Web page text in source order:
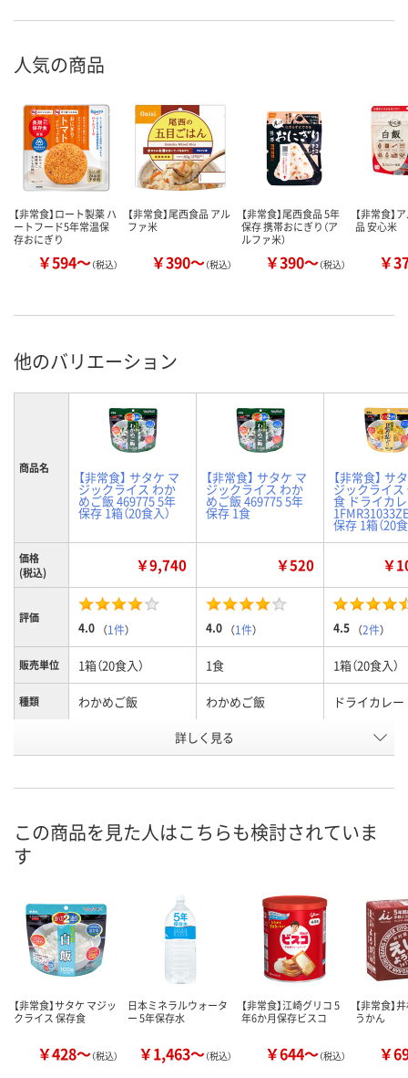
人気の商品
【非常食】ロート製薬 ハ
ートフード5年常温保
存おにぎり
￥594～（税込）
【非常食】尾西食品 アル
ファ米
￥390～（税込）
【非常食】尾西食品 5年
保存 携帯おにぎり（ア
ルファ米）
￥390～（税込）
【非常食】
品 安心米
￥
他のバリエーション
商品名
【非常食】 サタケ マ
ジックライス わか
めご飯 469775 5年
保存 1箱（20食入）
【非常食】 サタケ マ
ジックライス わか
めご飯 469775 5年
保存 1食
【非常食】 サ
ジックライス
食 ドライカ
保存 1箱（20食
価格
(税込)
￥9,740 ￥520 ￥
評価
4.0 （1件） 4.0 （1件） 4.5 （2件）
販売単位 1箱（20食入） 1食 1箱（20食入）
種類 わかめご飯 わかめご飯 ドライカレー
P292777 P304910
お届け日
ついてご連絡いたし
8月11日（火）
ついてご連絡
数量
カゴへ カゴへ カ
詳しく見る
この商品を見た人はこちらも検討されていま
す
【非常食】サタケ マジッ
クライス 保存食
￥428～（税込）
日本ミネラルウォータ
ー 5年保存水
￥1,463～（税込）
【非常食】江崎グリコ 5
年6か月保存ビスコ
￥644～（税込）
【非常食】
うかん
￥